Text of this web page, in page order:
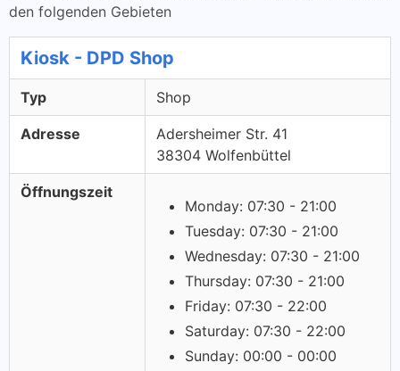
den folgenden Gebieten
Kiosk - DPD Shop
Typ Shop
Adresse
Adersheimer Str. 41
38304 Wolfenbüttel
Öffnungszeit
Monday: 07:30 - 21:00
Tuesday: 07:30 - 21:00
Wednesday: 07:30 - 21:00
Thursday: 07:30 - 21:00
Friday: 07:30 - 22:00
Saturday: 07:30 - 22:00
Sunday: 00:00 - 00:00